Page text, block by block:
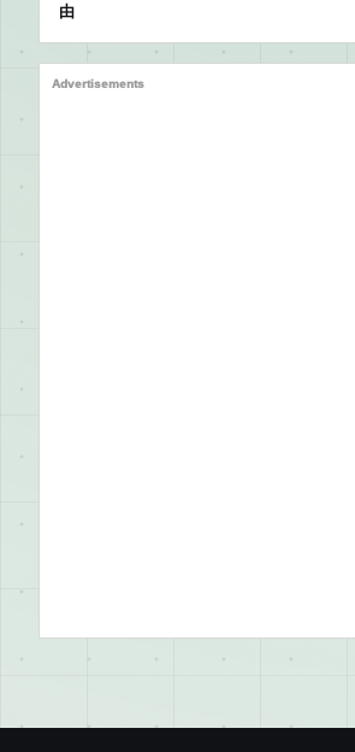
由
Advertisements